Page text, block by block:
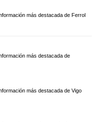
más destacada de Ferrol
más destacada de
más destacada de Vigo